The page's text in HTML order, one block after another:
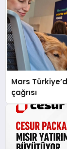
Mars
çağrısı